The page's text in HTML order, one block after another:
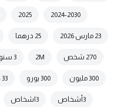
2024-2030
2025
23 مارس 2026 25 درهما
270 شخص 2M 3 سنوات
300 مليون 300 يورو 33 حوضاً مائياً
3أشخاص 3اشخاص